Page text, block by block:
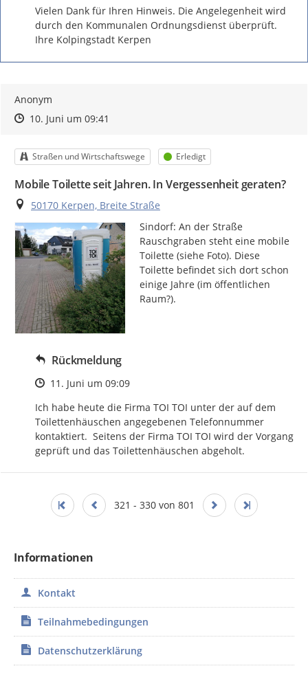
Vielen Dank für Ihren Hinweis. Die Angelegenheit wird
durch den Kommunalen Ordnungsdienst überprüft.
Ihre Kolpingstadt Kerpen
Anonym
Zeitpunkt des Erstellens
Zeitpunkt des Erstellens
10. Juni um 09:41
Kategorie
Straßen und Wirtschaftswege Status
Erledigt
Mobile Toilette seit Jahren. In Vergessenheit geraten?
Ort
50170 Kerpen, Breite Straße
Sindorf: An der Straße
Rauschgraben steht eine mobile
Toilette (siehe Foto). Diese
Toilette befindet sich dort schon
einige Jahre (im öffentlichen
Raum?).
Rückmeldung
Zeitpunkt des Erstellens
11. Juni um 09:09
Ich habe heute die Firma TOI TOI unter der auf dem
Toilettenhäuschen angegebenen Telefonnummer
kontaktiert.  Seitens der Firma TOI TOI wird der Vorgang
geprüft und das Toilettenhäuschen abgeholt.
321 - 330 von 801
Informationen
Kontakt
Teilnahmebedingungen
Datenschutzerklärung